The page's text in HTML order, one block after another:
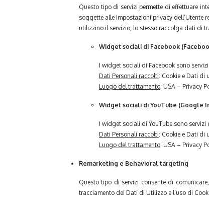
Questo tipo di servizi permette di effettuare
soggette alle impostazioni privacy dell’Utente
utilizzino il servizio, lo stesso raccolga dati di
Widget sociali di Facebook
I widget sociali di Facebook sono
Dati Personali raccolti: Cookie e Dati di
Luogo del trattamento: USA – Privacy
Widget sociali di YouTube (Google
I widget sociali di YouTube sono
Dati Personali raccolti: Cookie e Dati di
Luogo del trattamento: USA – Privacy
Remarketing e Behavioral targeting
Questo tipo di servizi consente di
tracciamento dei Dati di Utilizzo e l’uso di